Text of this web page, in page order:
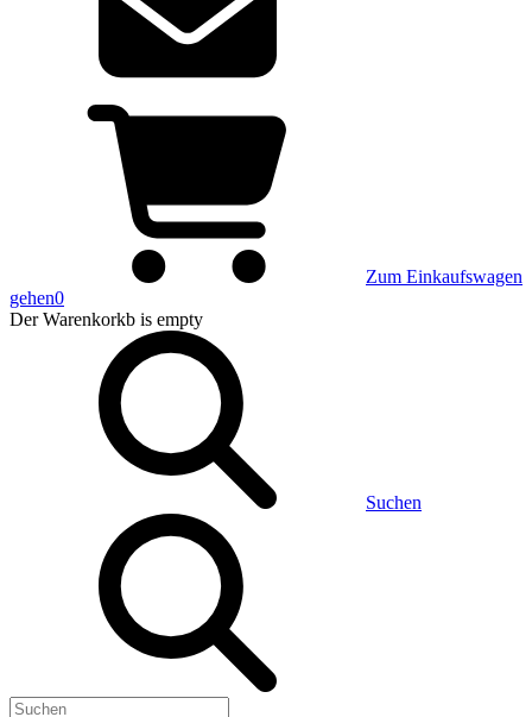
Zum Einkaufswagen
gehen0
Der Warenkorkb is empty
Suchen